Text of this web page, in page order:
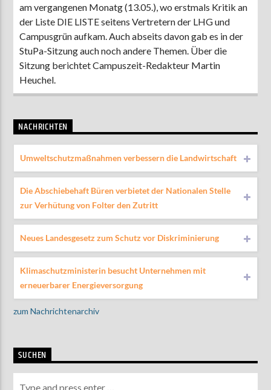
am vergangenen Monatg (13.05.), wo erstmals Kritik an
der Liste DIE LISTE seitens Vertretern der LHG und
Campusgrün aufkam. Auch abseits davon gab es in der
StuPa-Sitzung auch noch andere Themen. Über die
Sitzung berichtet Campuszeit-Redakteur Martin
Heuchel.
NACHRICHTEN
Umweltschutzmaßnahmen verbessern die Landwirtschaft
Die Abschiebehaft Büren verbietet der Nationalen Stelle
zur Verhütung von Folter den Zutritt
Neues Landesgesetz zum Schutz vor Diskriminierung
Klimaschutzministerin besucht Unternehmen mit
erneuerbarer Energieversorgung
zum Nachrichtenarchiv
SUCHEN